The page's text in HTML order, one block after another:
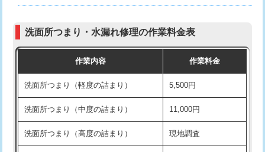
モルタル補修（厚さ10㎝まで） 27,500円
モルタル補修（厚さ10㎝超え） 38,500円
洗面台設置 38,500円
バスタブ設置 現場見積
（P/S/ポップアップ））
交換・取付（その他部品） 11,000円+材料費
持込商品取付（単水栓） 13,200円
持込商品取付（混合水栓） 16,500円
持込商品取付（浄水器・分岐水栓） 16,500円
給水管工事※（ホール加工) 16,500円
洗面所つまり・水漏れ修理の作業料金表
作業内容 作業料金
洗面所つまり（軽度の詰まり） 5,500円
洗面所つまり（中度の詰まり） 11,000円
洗面所つまり（高度の詰まり） 現地調査